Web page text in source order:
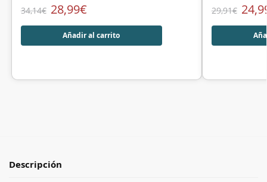
34,14€ 28,99€
Añadir al carrito
29,91€
Descripción